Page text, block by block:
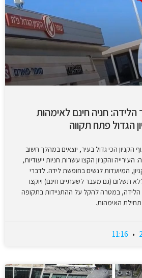
חניה חינם לאימהות
הגדול פתח תקווה
הקניון הכי גדול בעיר, יוצאים במהלך חשוב
והקניון הקצו עשרות חניות ייעודיות,
המיועדות לנשים בחופשת לידה. לדברי
תשלום (גם מעבר לשעתיים חינם) ויוקצו
במטרה להקל על ההתניידות בתקופה
האימהות.